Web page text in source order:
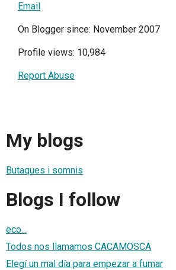
Email
On Blogger since: November 2007
Profile views: 10,984
Report Abuse
My blogs
Butaques i somnis
Blogs I follow
eco...
Todos nos llamamos CACAMOSCA
Elegí un mal día para empezar a fumar